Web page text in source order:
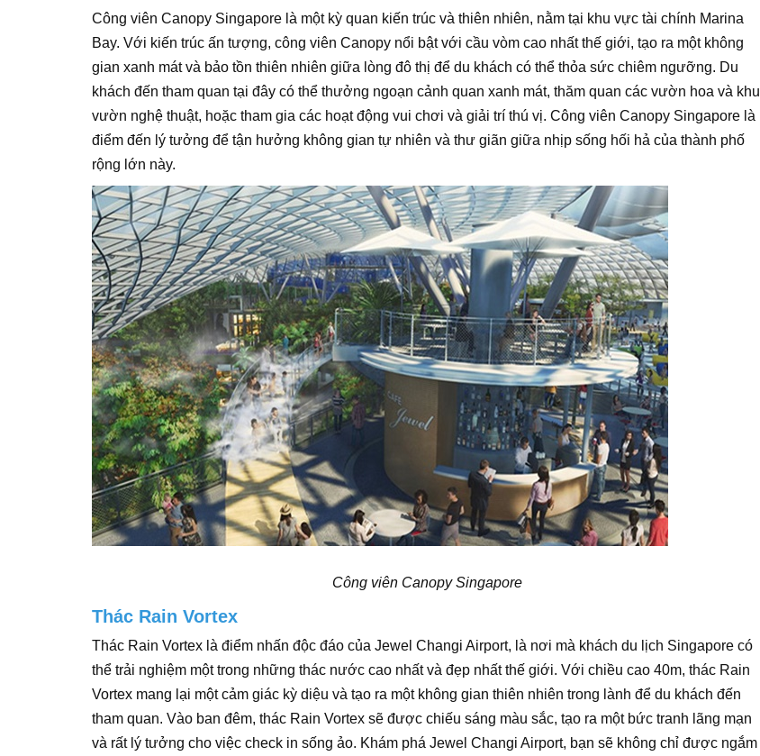
Công viên Canopy Singapore là một kỳ quan kiến trúc và thiên nhiên, nằm tại khu vực tài chính Marina
Bay. Với kiến trúc ấn tượng, công viên Canopy nổi bật với cầu vòm cao nhất thế giới, tạo ra một không
gian xanh mát và bảo tồn thiên nhiên giữa lòng đô thị để du khách có thể thỏa sức chiêm ngưỡng. Du
khách đến tham quan tại đây có thể thưởng ngoạn cảnh quan xanh mát, thăm quan các vườn hoa và khu
vườn nghệ thuật, hoặc tham gia các hoạt động vui chơi và giải trí thú vị. Công viên Canopy Singapore là
điểm đến lý tưởng để tận hưởng không gian tự nhiên và thư giãn giữa nhịp sống hối hả của thành phố
rộng lớn này.
Công viên Canopy Singapore
Thác Rain Vortex
Thác Rain Vortex là điểm nhấn độc đáo của Jewel Changi Airport, là nơi mà khách du lịch Singapore có
thể trải nghiệm một trong những thác nước cao nhất và đẹp nhất thế giới. Với chiều cao 40m, thác Rain
Vortex mang lại một cảm giác kỳ diệu và tạo ra một không gian thiên nhiên trong lành để du khách đến
tham quan. Vào ban đêm, thác Rain Vortex sẽ được chiếu sáng màu sắc, tạo ra một bức tranh lãng mạn
và rất lý tưởng cho việc check in sống ảo. Khám phá Jewel Changi Airport, bạn sẽ không chỉ được ngắm